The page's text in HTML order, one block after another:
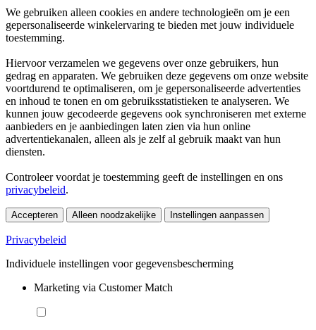
We gebruiken alleen cookies en andere technologieën om je een
gepersonaliseerde winkelervaring te bieden met jouw individuele
toestemming.
Hiervoor verzamelen we gegevens over onze gebruikers, hun
gedrag en apparaten. We gebruiken deze gegevens om onze website
voortdurend te optimaliseren, om je gepersonaliseerde advertenties
en inhoud te tonen en om gebruiksstatistieken te analyseren. We
kunnen jouw gecodeerde gegevens ook synchroniseren met externe
aanbieders en je aanbiedingen laten zien via hun online
advertentiekanalen, alleen als je zelf al gebruik maakt van hun
diensten.
Controleer voordat je toestemming geeft de instellingen en ons
privacybeleid.
Accepteren Alleen noodzakelijke Instellingen aanpassen
Privacybeleid
Individuele instellingen voor gegevensbescherming
Marketing via Customer Match